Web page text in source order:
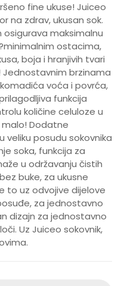
fine ukuse! Juiceo
na zdrav, ukusan sok.
osigurava maksimalnu
ostacima,
boja i hranjivih tvari
brzinama
voća i povrća,
funkcija
količine celuloze u
Dodatne
veliku posudu sokovnika
soka, funkcija za
u održavanju čistih
buke, za ukusne
to uz odvojive dijelove
za jednostavno
dizajn za jednostavno
Uz Juiceo sokovnik,